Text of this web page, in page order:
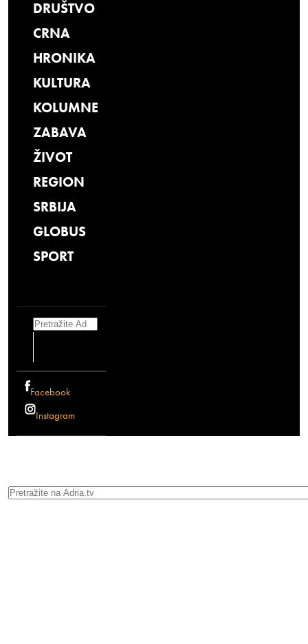
DRUŠTVO
CRNA
HRONIKA
KULTURA
KOLUMNE
ZABAVA
ŽIVOT
REGION
SRBIJA
GLOBUS
SPORT
Search
Facebook
Instagram
Search